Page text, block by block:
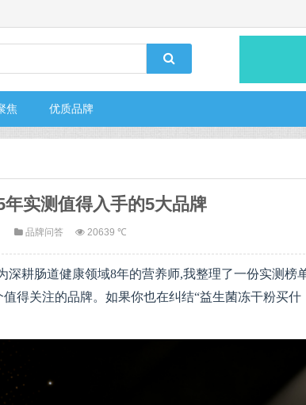
焦 优质品牌
实测值得入手的5大品牌
品牌问答 20639 ℃
深耕肠道健康领域8年的营养师,我整理了一份实测榜
得关注的品牌。如果你也在纠结“益生菌冻干粉买什